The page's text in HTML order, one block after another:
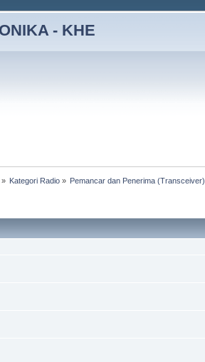
- KHE
Kategori Radio» Pemancar dan Penerima (Transceiver)